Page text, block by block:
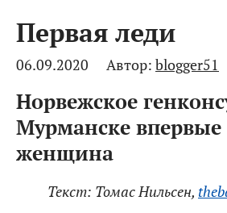
Первая леди
06.09.2020 Автор: blogger51
Норвежское
Мурманске впервые
женщина
Текст: Томас Нильсен,